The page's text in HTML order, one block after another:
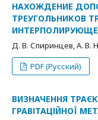
НАХОЖДЕНИЕ
ТРЕУГОЛЬНИКОВ
Д. В. Спиринцев, А. В.
PDF (Русский)
ВИЗНАЧЕННЯ
ГРАВІТАЦІЙНОЇ